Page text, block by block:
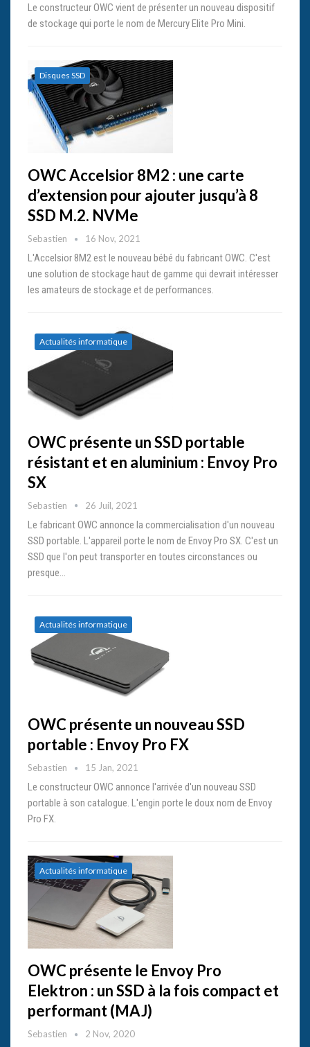
Le constructeur OWC vient de présenter un nouveau dispositif
de stockage qui porte le nom de Mercury Elite Pro Mini.
Disques SSD
OWC Accelsior 8M2 : une carte
d’extension pour ajouter jusqu’à 8
SSD M.2. NVMe
Sebastien 16 Nov, 2021
L'Accelsior 8M2 est le nouveau bébé du fabricant OWC. C'est
une solution de stockage haut de gamme qui devrait intéresser
les amateurs de stockage et de performances.
Actualités informatique
OWC présente un SSD portable
résistant et en aluminium : Envoy Pro
SX
Sebastien 26 Juil, 2021
Le fabricant OWC annonce la commercialisation d'un nouveau
SSD portable. L'appareil porte le nom de Envoy Pro SX. C'est un
SSD que l'on peut transporter en toutes circonstances ou
presque...
Actualités informatique
OWC présente un nouveau SSD
portable : Envoy Pro FX
Sebastien 15 Jan, 2021
Le constructeur OWC annonce l'arrivée d'un nouveau SSD
portable à son catalogue. L'engin porte le doux nom de Envoy
Pro FX.
Actualités informatique
OWC présente le Envoy Pro
Elektron : un SSD à la fois compact et
performant (MAJ)
Sebastien 2 Nov, 2020